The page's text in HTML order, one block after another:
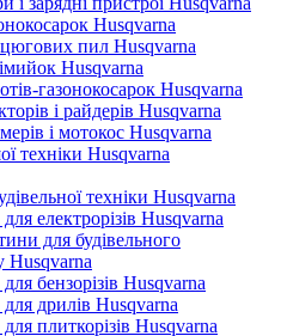
Husqvarna
пил Husqvarna
Husqvarna
газонокосарок Husqvarna
і райдерів Husqvarna
і мотокос Husqvarna
техніки Husqvarna
техніки Husqvarna
електрорізів Husqvarna
для будівельного
Husqvarna
бензорізів Husqvarna
дрилів Husqvarna
плиткорізів Husqvarna